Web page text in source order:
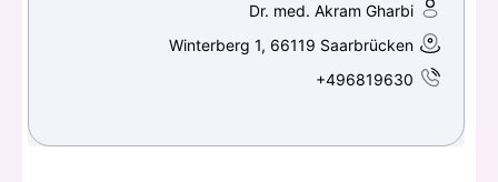
Dr. med. Akram Gharbi
Winterberg 1, 66119 Saarbrücken
+496819630